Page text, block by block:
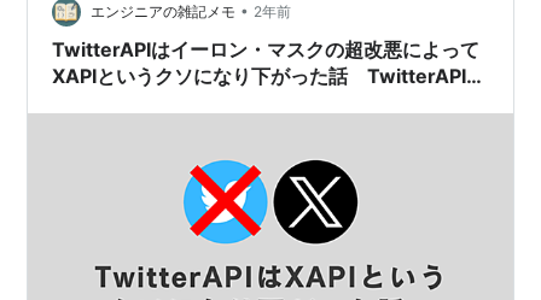
エンジニアの雑記メモ • 2年前
TwitterAPIはイーロン・マスクの超改悪によって
XAPIというクソになり下がった話 TwitterAPI時